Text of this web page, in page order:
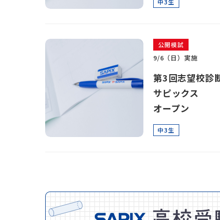
中3生
公開模試
9/6（日）実施
第3回志望校診
サピックス
オープン
中3生